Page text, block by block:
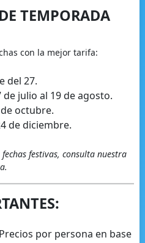
TEMPORADA
con la mejor tarifa:
del 27.
de julio al 19 de agosto.
octubre.
de diciembre.
festivas, consulta nuestra
Precios por persona en base